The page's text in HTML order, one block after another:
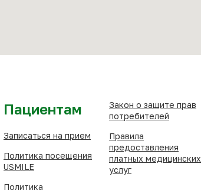
Пациентам
Записаться на прием
Политика посещения
USMILE
Политика
Закон о защите прав
потребителей
Правила
предоставления
платных медицинских
услуг